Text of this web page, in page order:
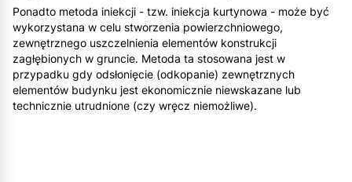
Ponadto metoda iniekcji - tzw. iniekcja kurtynowa - może być
wykorzystana w celu stworzenia powierzchniowego,
zewnętrznego uszczelnienia elementów konstrukcji
zagłębionych w gruncie. Metoda ta stosowana jest w
przypadku gdy odsłonięcie (odkopanie) zewnętrznych
elementów budynku jest ekonomicznie niewskazane lub
technicznie utrudnione (czy wręcz niemożliwe).